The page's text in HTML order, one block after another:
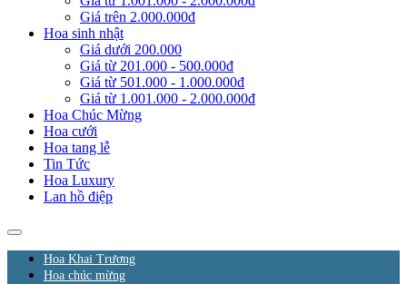
Giá trên 2.000.000đ
Hoa sinh nhật
Giá dưới 200.000
Giá từ 201.000 - 500.000đ
Giá từ 501.000 - 1.000.000đ
Giá từ 1.001.000 - 2.000.000đ
Hoa Chúc Mừng
Hoa cưới
Hoa tang lễ
Tin Tức
Hoa Luxury
Lan hồ điệp
Hoa Khai Trương
Hoa chúc mừng